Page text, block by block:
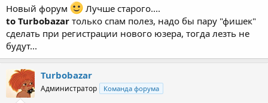
Новый форум
Лучше старого....
to Turbobazar только спам полез, надо бы пару "фишек"
сделать при регистрации нового юзера, тогда лезть не
будут...
Turbobazar
Администратор Команда форума